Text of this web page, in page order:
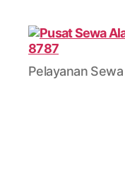
Pusat
Sewa
Pelayanan